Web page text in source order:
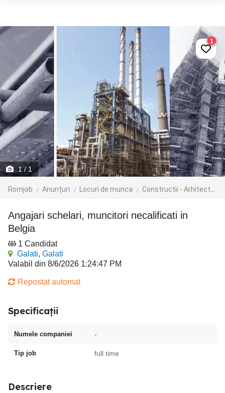
1/ 1
Romjob Anunțuri Locuri de munca Constructii - Arhitectura - Design
1
Angajari schelari, muncitori necalificati in
Belgia
1 Candidat
Galati, Galati
Valabil din 8/6/2026 1:24:47 PM
Repostat automat
Specificații
Numele companiei -
Tip job full time
Descriere